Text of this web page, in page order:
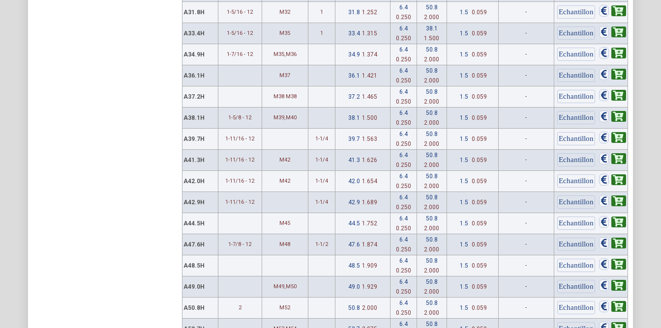
A31.8H 1-5/16 - 12 M32 1 31.8 1.252
6.4
0.250
50.8
2.000
1.5 0.059 -
A33.4H 1-5/16 - 12 M35 1 33.4 1.315
6.4
0.250
38.1
1.500
1.5 0.059 -
A34.9H 1-7/16 - 12 M35,M36 34.9 1.374
6.4
0.250
50.8
2.000
1.5 0.059 -
A36.1H M37 36.1 1.421
6.4
0.250
50.8
2.000
1.5 0.059 -
A37.2H M38 M38 37.2 1.465
6.4
0.250
50.8
2.000
1.5 0.059 -
A38.1H 1-5/8 - 12 M39,M40 38.1 1.500
6.4
0.250
50.8
2.000
1.5 0.059 -
A39.7H 1-11/16 - 12 1-1/4 39.7 1.563
6.4
0.250
50.8
2.000
1.5 0.059 -
A41.3H 1-11/16 - 12 M42 1-1/4 41.3 1.626
6.4
0.250
50.8
2.000
1.5 0.059 -
A42.0H 1-11/16 - 12 M42 1-1/4 42.0 1.654
6.4
0.250
50.8
2.000
1.5 0.059 -
A42.9H 1-11/16 - 12 1-1/4 42.9 1.689
6.4
0.250
50.8
2.000
1.5 0.059 -
A44.5H M45 44.5 1.752
6.4
0.250
50.8
2.000
1.5 0.059 -
A47.6H 1-7/8 - 12 M48 1-1/2 47.6 1.874
6.4
0.250
50.8
2.000
1.5 0.059 -
A48.5H 48.5 1.909
6.4
0.250
50.8
2.000
1.5 0.059 -
A49.0H M49,M50 49.0 1.929
6.4
0.250
50.8
2.000
1.5 0.059 -
A50.8H 2 M52 50.8 2.000
6.4
0.250
50.8
2.000
1.5 0.059 -
6.4 50.8